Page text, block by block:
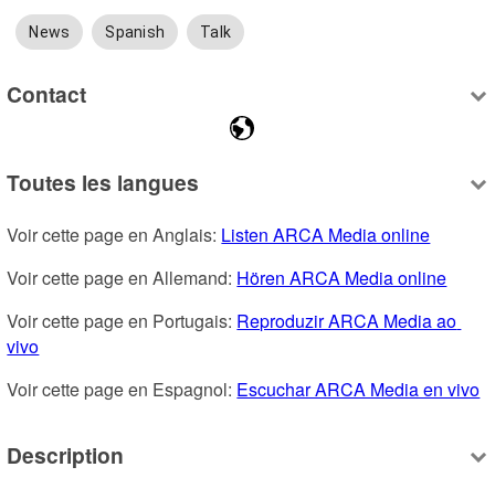
News Spanish Talk
Contact
Toutes les langues
Voir cette page en Anglais: Listen ARCA Media online
Voir cette page en Allemand: Hören ARCA Media online
Voir cette page en Portugais: Reproduzir ARCA Media ao
vivo
Voir cette page en Espagnol: Escuchar ARCA Media en vivo
Description